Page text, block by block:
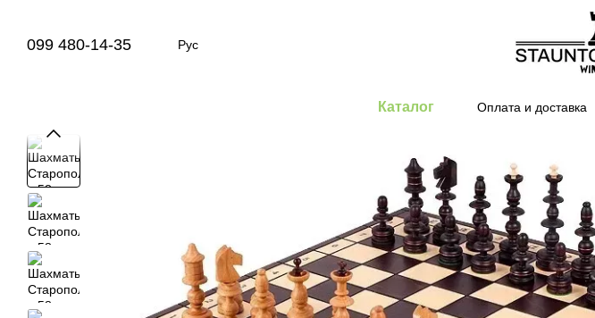
099 480-14-35 Рус
Каталог Оплата и доставка